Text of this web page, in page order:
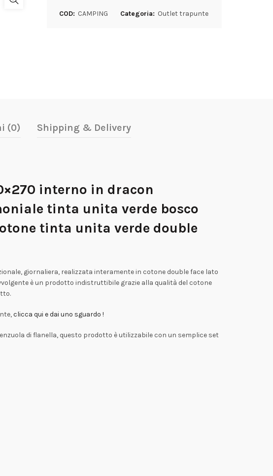
COD: CAMPING Categoria: Outlet trapunte
(0) Shipping & Delivery
interno in dracon
tinta unita verde bosco
tinta unita verde double
giornaliera, realizzata interamente in cotone double face lato
è un prodotto indistruttibile grazie alla qualità del cotone
clicca qui e dai uno sguardo !
di flanella, questo prodotto è utilizzabile con un semplice set